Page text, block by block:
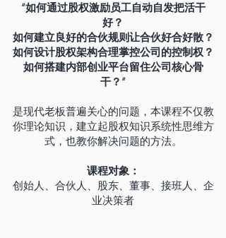
“如何通过股权激励员工自动自发把活干
好？
如何建立良好的合伙规则让合伙好合好散？
如何设计股权架构合理掌控公司的控制权？
如何搭建内部创业平台留住公司核心骨
干？“
是现代老板普遍关心的问题，本课程不仅教
你理论知识，建立起股权知识系统性思维方
式，也教你解决问题的方法。
课程对象：
创始人、合伙人、股东、董事、接班人、企
业决策者